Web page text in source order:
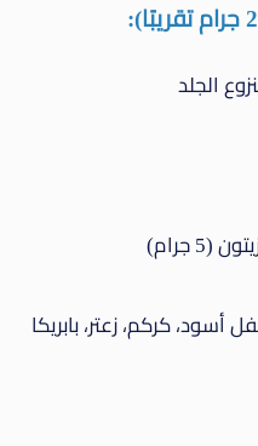
أسود، كركم، زعتر، بابريكا